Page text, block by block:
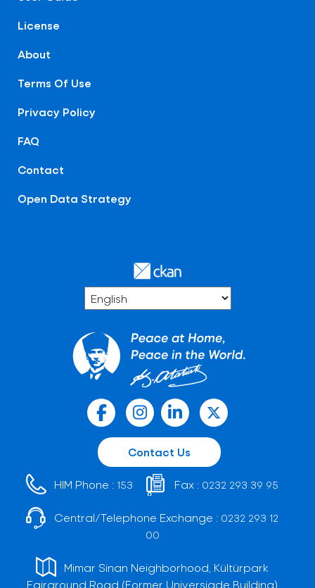
License
About
Terms Of Use
Privacy Policy
FAQ
Contact
Open Data Strategy
Contact Us
HIM Phone : 153 Fax : 0232 293 39 95
Central/Telephone Exchange : 0232 293 12
00
Mimar Sinan Neighborhood, Kültürpark
Fairground Road (Former Universiade Building)